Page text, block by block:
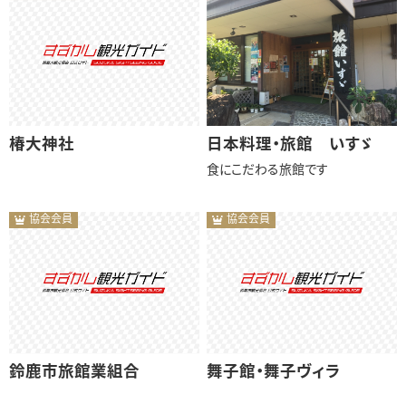
椿大神社 日本料理・旅館 いすゞ
食にこだわる旅館です
協会会員
鈴鹿市旅館業組合
協会会員
舞子館・舞子ヴィラ